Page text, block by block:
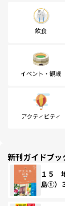
飲食
イベント・観戦
アクティビティ
新刊ガイドブッ
１５
島①）